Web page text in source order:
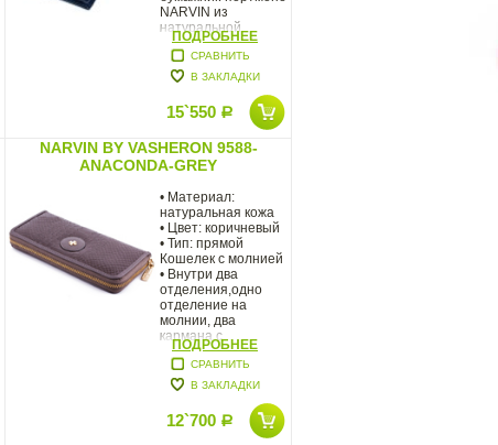
NARVIN из
натуральной
телячьей. Модель
ПОДРОБНЕЕ
СРАВНИТЬ
В ЗАКЛАДКИ
15`550 Р
NARVIN BY VASHERON 9588-
ANACONDA-GREY
• Материал:
натуральная кожа
• Цвет: коричневый
• Тип: прямой
Кошелек с молнией
• Внутри два
отделения,одно
отделение на
молнии, два
кармана с
ПОДРОБНЕЕ
СРАВНИТЬ
В ЗАКЛАДКИ
12`700 Р